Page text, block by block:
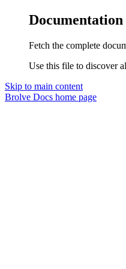
Fetch the complete
Use this file to discover
Skip to main content
Brolve Docs home page